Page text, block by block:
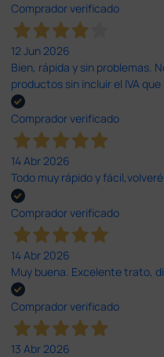
Comprador verificado
12 Jun 2026
Bien, rápida y sin problemas.
productos sin incluir el IVA
Comprador verificado
14 Abr 2026
Todo muy rápido y
Comprador verificado
14 Abr 2026
Muy buena. Excelente trato,
Comprador verificado
13 Abr 2026